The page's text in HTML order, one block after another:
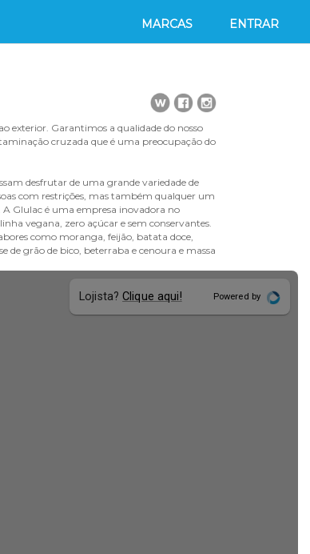
MARCAS ENTRAR
exterior. Garantimos a qualidade do nosso
cruzada que é uma preocupação do
desfrutar de uma grande variedade de
com restrições, mas também qualquer um
Glulac é uma empresa inovadora no
vegana, zero açúcar e sem conservantes.
como moranga, feijão, batata doce,
de grão de bico, beterraba e cenoura e massa